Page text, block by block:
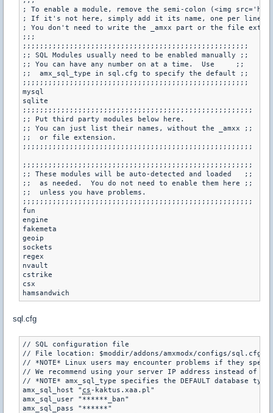
; To enable a module, remove the semi-colon (<img
; If it's not here, simply add it its name, one per line.
; You don't need to write the _amxx part or the file
;;;
;;;;;;;;;;;;;;;;;;;;;;;;;;;;;;;;;;;;;;;;;;;;;;;;;;;;;
;; SQL Modules usually need to be enabled manually ;;
;; You can have any number on at a time.  Use	  ;;
;;  amx_sql_type in sql.cfg to specify the default ;;
;;;;;;;;;;;;;;;;;;;;;;;;;;;;;;;;;;;;;;;;;;;;;;;;;;;;;
mysql
sqlite
;;;;;;;;;;;;;;;;;;;;;;;;;;;;;;;;;;;;;;;;;;;;;;;;;;;;;;
;; Put third party modules below here.			  ;;
;; You can just list their names, without the _amxx ;;
;;  or file extension.							  ;;
;;;;;;;;;;;;;;;;;;;;;;;;;;;;;;;;;;;;;;;;;;;;;;;;;;;;;;
;;;;;;;;;;;;;;;;;;;;;;;;;;;;;;;;;;;;;;;;;;;;;;;;;;;;;;
;; These modules will be auto-detected and loaded   ;;
;;  as needed.  You do not need to enable them here ;;
;;  unless you have problems.					   ;;
;;;;;;;;;;;;;;;;;;;;;;;;;;;;;;;;;;;;;;;;;;;;;;;;;;;;;;
fun
engine
fakemeta
geoip
sockets
regex
nvault
cstrike
csx
sql.cfg
// SQL configuration file
// File location: $moddir/addons/amxmodx/configs/sql.cfg
// *NOTE* Linux users may encounter problems if they
// We recommend using your server IP address instead of its
// *NOTE* amx_sql_type specifies the DEFAULT database
amx_sql_host " cs -kaktus.xaa.pl"
amx_sql_user "******_ban"
amx_sql_pass "******"